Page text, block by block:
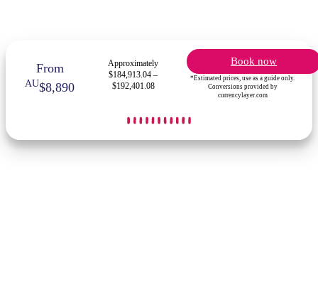
From
AU$8,890
Approximately
$184,913.04 –
$192,401.08
Book now
*Estimated prices, use as a guide only.
Conversions provided by
currencylayer.com